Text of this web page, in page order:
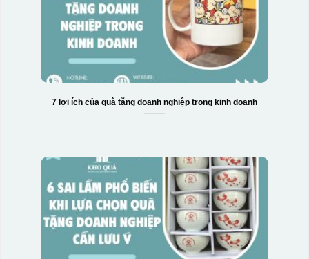
7 lợi ích của quà tặng doanh nghiệp trong kinh doanh